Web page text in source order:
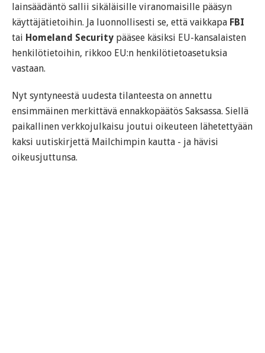
lainsäädäntö sallii sikäläisille viranomaisille pääsyn
käyttäjätietoihin. Ja luonnollisesti se, että vaikkapa FBI
tai Homeland Security pääsee käsiksi EU-kansalaisten
henkilötietoihin, rikkoo EU:n henkilötietoasetuksia
vastaan.
Nyt syntyneestä uudesta tilanteesta on annettu
ensimmäinen merkittävä ennakkopäätös Saksassa. Siellä
paikallinen verkkojulkaisu joutui oikeuteen lähetettyään
kaksi uutiskirjettä Mailchimpin kautta - ja hävisi
oikeusjuttunsa.